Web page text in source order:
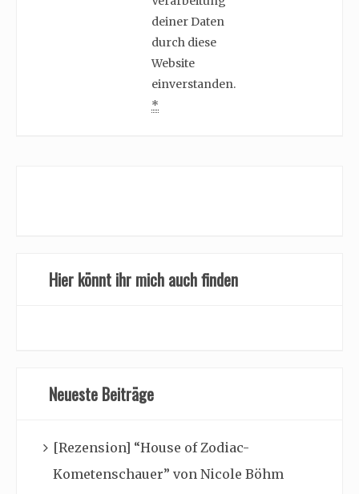
deiner Daten
durch diese
Website
einverstanden.
*
Hier könnt ihr mich auch finden
Neueste Beiträge
[Rezension] “House of Zodiac-
Kometenschauer” von Nicole Böhm